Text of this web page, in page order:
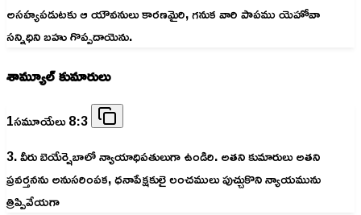
అసహ్యపడుటకు ఆ యౌవనులు కారణమైరి, గనుక వారి పాపము యెహోవా
సన్నిధిని బహు గొప్పదాయెను.
శామ్యూల్ కుమారులు
1సమూయేలు 8:3
3. వీరు బెయేర్షెబాలో న్యాయాధిపతులుగా ఉండిరి. అతని కుమారులు అతని
ప్రవర్తనను అనుసరింపక, ధనాపేక్షకులై లంచములు పుచ్చుకొని న్యాయమును
త్రిప్పివేయగా